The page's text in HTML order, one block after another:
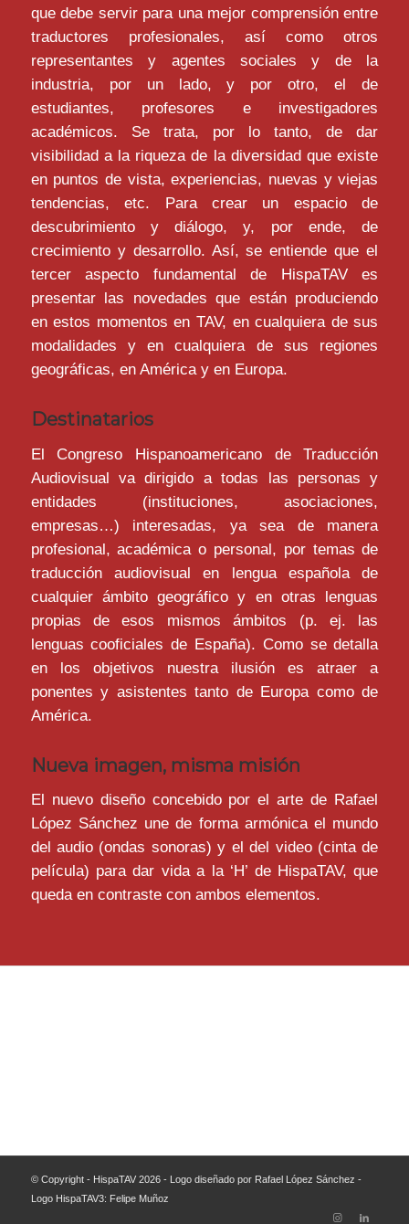
que debe servir para una mejor comprensión entre
traductores profesionales, así como otros
representantes y agentes sociales y de la
industria, por un lado, y por otro, el de
estudiantes, profesores e investigadores
académicos. Se trata, por lo tanto, de dar
visibilidad a la riqueza de la diversidad que existe
en puntos de vista, experiencias, nuevas y viejas
tendencias, etc. Para crear un espacio de
descubrimiento y diálogo, y, por ende, de
crecimiento y desarrollo. Así, se entiende que el
tercer aspecto fundamental de HispaTAV es
presentar las novedades que están produciendo
en estos momentos en TAV, en cualquiera de sus
modalidades y en cualquiera de sus regiones
geográficas, en América y en Europa.
Destinatarios
El Congreso Hispanoamericano de Traducción
Audiovisual va dirigido a todas las personas y
entidades (instituciones, asociaciones,
empresas…) interesadas, ya sea de manera
profesional, académica o personal, por temas de
traducción audiovisual en lengua española de
cualquier ámbito geográfico y en otras lenguas
propias de esos mismos ámbitos (p. ej. las
lenguas cooficiales de España). Como se detalla
en los objetivos nuestra ilusión es atraer a
ponentes y asistentes tanto de Europa como de
América.
Nueva imagen, misma misión
El nuevo diseño concebido por el arte de Rafael
López Sánchez une de forma armónica el mundo
del audio (ondas sonoras) y el del video (cinta de
película) para dar vida a la ‘H’ de HispaTAV, que
queda en contraste con ambos elementos.
© Copyright - HispaTAV 2026 - Logo diseñado por Rafael López Sánchez -
Logo HispaTAV3: Felipe Muñoz